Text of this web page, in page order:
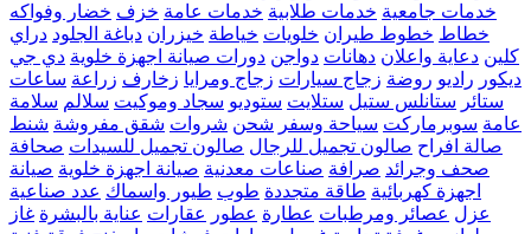
خدمات جامعية خدمات طلابية خدمات عامة خزف خضار وفواكه
خطاط خطوط طيران خلويات خياطة خيزران دباغة الجلود دراي
كلين دعاية واعلان دهانات دواجن دورات صيانة اجهزة خلوية دي جي
ديكور راديو روضة زجاج سيارات زجاج ومرايا زخارف زراعة ساعات
ستائر ستانلس ستيل ستلايت ستوديو سجاد وموكيت سلالم سلامة
عامة سوبرماركت سياحة وسفر شحن شروات شقق مفروشة شنط
صالة افراح صالون تجميل للرجال صالون تجميل للسيدات صحافة
صحف وجرائد صرافة صناعات معدنية صيانة اجهزة خلوية صيانة
اجهزة كهربائية طاقة متجددة طوب طيور واسماك عدد صناعية
عزل عصائر ومرطبات عطارة عطور عقارات عناية بالبشرة غاز